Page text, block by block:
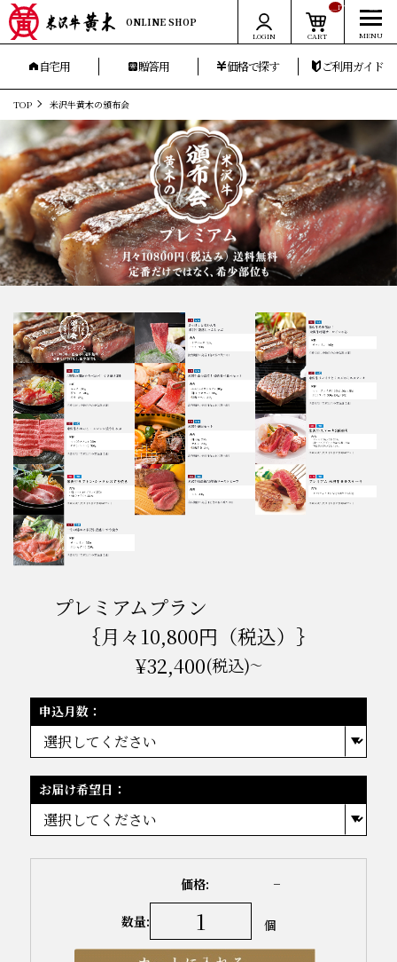
ONLINE SHOP
LOGIN CART
__ITM_CNT__
自宅用 贈答用 価格で探す ご利用ガイド
TOP 米沢牛黄木の頒布会
プレミアムプラン
｛月々10,800円（税込）｝
¥32,400(税込)～
申込月数：
お届け希望日：
価格: −
数量: 個